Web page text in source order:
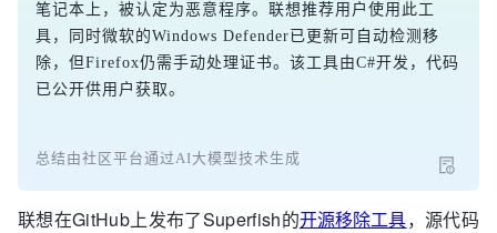
笔记本上，被认定为恶意程序。联想推荐用户使用此工
具，同时微软的Windows Defender已更新可自动检测移
除，但Firefox仍需手动处理证书。该工具由C#开发，代码
已公开供用户获取。
总结由社区平台通过AI大模型技术生成
联想在GitHub上发布了Superfish的开源移除工具，源代码